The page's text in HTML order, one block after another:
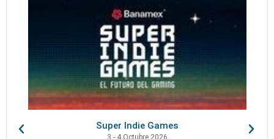
Super Indie Games
3 - 4 Octubre 2026